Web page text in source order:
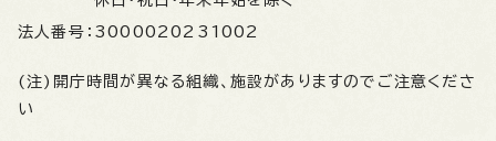
法人番号： 3000020231002
(注)開庁時間が異なる組織、施設がありますのでご注意くださ
い